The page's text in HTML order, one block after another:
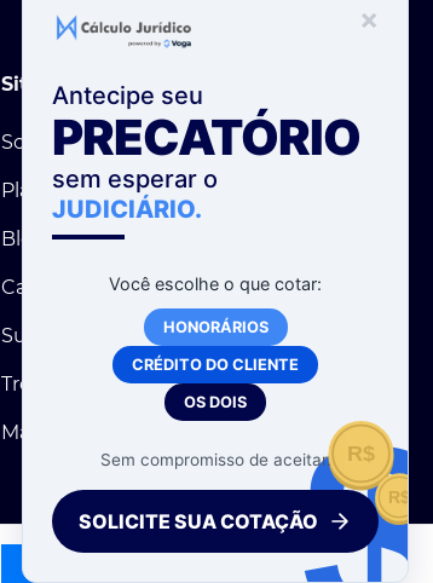
×
R$
R$
Antecipe seu
PRECATÓRIO
sem esperar o
JUDICIÁRIO.
Você escolhe o que cotar:
HONORÁRIOS
CRÉDITO DO CLIENTE
OS DOIS
Sem compromisso de aceitar.
SOLICITE SUA COTAÇÃO
Site
Software de Cálculos
Planos
Blog
Calculadoras Grátis
Suporte
Treinamentos AO VIVO
Mapa do Site